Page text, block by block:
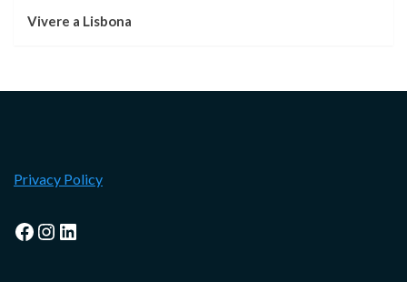
Vivere a Lisbona
Privacy Policy
Facebook
Instagram
LinkedIn